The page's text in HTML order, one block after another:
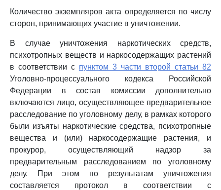
Количество экземпляров акта определяется по числу
сторон, принимающих участие в уничтожении.
В случае уничтожения наркотических средств,
психотропных веществ и наркосодержащих растений
в соответствии с пунктом 3 части второй статьи 82
Уголовно-процессуального кодекса Российской
Федерации в состав комиссии дополнительно
включаются лицо, осуществляющее предварительное
расследование по уголовному делу, в рамках которого
были изъяты наркотические средства, психотропные
вещества и (или) наркосодержащие растения, и
прокурор, осуществляющий надзор за
предварительным расследованием по уголовному
делу. При этом по результатам уничтожения
составляется протокол в соответствии с